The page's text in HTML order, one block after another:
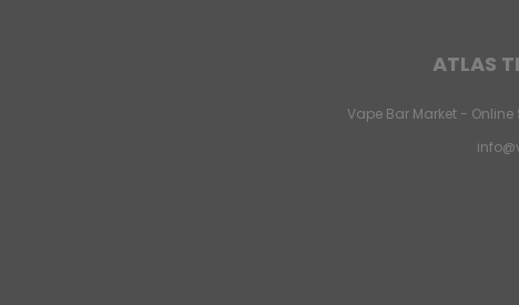
ATLAS
Vape Bar Market - Online